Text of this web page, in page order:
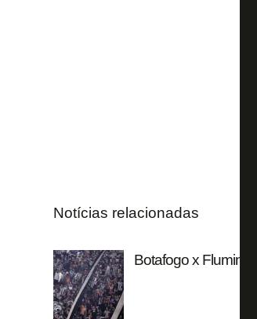
Notícias relacionadas
Botafogo x